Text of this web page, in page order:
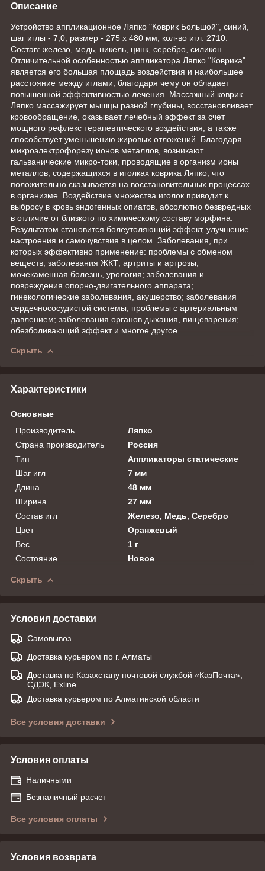
Описание
Устройство аппликационное Ляпко "Коврик Большой", синий,
шаг иглы - 7,0, размер - 275 х 480 мм, кол-во игл: 2710.
Состав: железо, медь, никель, цинк, серебро, силикон.
Отличительной особенностью аппликатора Ляпко "Коврика"
является его большая площадь воздействия и наибольшее
расстояние между иглами, благодаря чему он обладает
повышенной эффективностью лечения. Массажный коврик
Ляпко массажирует мышцы разной глубины, восстановливает
кровообращение, оказывает лечебный эффект за счет
мощного рефлекс терапевтического воздействия, а также
способствует уменьшению жировых отложений. Благодаря
микроэлектрофорезу ионов металлов, возникают
гальванические микро-токи, проводящие в организм ионы
металлов, содержащихся в иголках коврика Ляпко, что
положительно сказывается на восстановительных процессах
в организме. Воздействие множества иголок приводит к
выбросу в кровь эндогенных опиатов, абсолютно безвредных
в отличие от близкого по химическому составу морфина.
Результатом становится болеутоляющий эффект, улучшение
настроения и самочувствия в целом. Заболевания, при
которых эффективно применение: проблемы с обменом
веществ; заболевания ЖКТ; артриты и артрозы;
мочекаменная болезнь, урология; заболевания и
повреждения опорно-двигательного аппарата;
гинекологические заболевания, акушерство; заболевания
сердечнососудистой системы, проблемы с артериальным
давлением; заболевания органов дыхания, пищеварения;
обезболивающий эффект и многое другое.
Скрыть
Характеристики
Основные
Производитель
Ляпко
Страна производитель
Россия
Тип
Аппликаторы статические
Шаг игл
7 мм
Длина
48 мм
Ширина
27 мм
Состав игл
Железо, Медь, Серебро
Цвет
Оранжевый
Вес
1 г
Состояние
Новое
Скрыть
Условия доставки
Самовывоз
Доставка курьером по г. Алматы
Доставка по Казахстану почтовой службой «КазПочта»,
СДЭК, Exline
Доставка курьером по Алматинской области
Все условия доставки
Условия оплаты
Наличными
Безналичный расчет
Все условия оплаты
Условия возврата